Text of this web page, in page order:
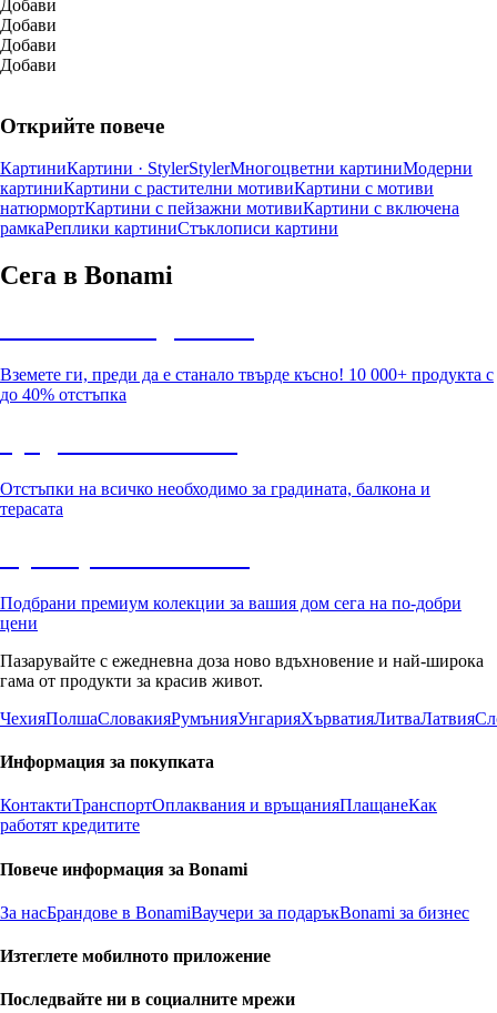
Добави
Добави
Добави
Добави
Открийте повече
КартиниКартини · StylerStylerМногоцветни картиниМодерни
картиниКартини с растителни мотивиКартини с мотиви
натюрмортКартини с пейзажни мотивиКартини с включена
рамкаРеплики картиниСтъклописи картини
Сега в Bonami
Вземете ги, преди да е станало твърде късно! 10 000+ продукта с
до 40% отстъпка
Отстъпки на всичко необходимо за градината, балкона и
терасата
Подбрани премиум колекции за вашия дом сега на по-добри
цени
Пазарувайте с ежедневна доза ново вдъхновение и най-широка
гама от продукти за красив живот.
ЧехияПолшаСловакияРумънияУнгарияХърватияЛитваЛатвия
Информация за покупката
КонтактиТранспортОплаквания и връщанияПлащанеКак
работят кредитите
Повече информация за Bonami
За насБрандове в BonamiВаучери за подаръкBonami за бизнес
Изтеглете мобилното приложение
Последвайте ни в социалните мрежи